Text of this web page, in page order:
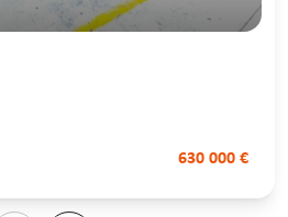
630 000 €